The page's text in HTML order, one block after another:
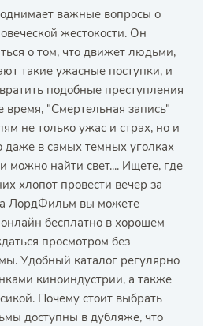
важные вопросы о
жестокости. Он
о том, что движет людьми,
такие ужасные поступки, и
подобные преступления
"Смертельная запись"
не только ужас и страх, но и
даже в самых темных уголках
можно найти свет.... Ищете, где
хлопот провести вечер за
ЛордФильм вы можете
бесплатно в хорошем
просмотром без
Удобный каталог регулярно
киноиндустрии, а также
Почему стоит выбрать
доступны в дубляже, что